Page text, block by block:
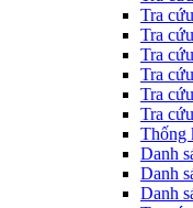
Tra
Tra
Tra
Tra
Tra
Tra
Thống
Danh
Danh
Danh